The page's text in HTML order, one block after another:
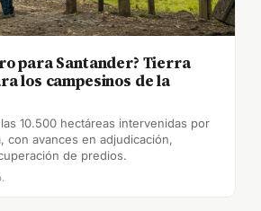
para Santander? Tierra
los campesinos de la
10.500 hectáreas intervenidas por
con avances en adjudicación,
de predios.